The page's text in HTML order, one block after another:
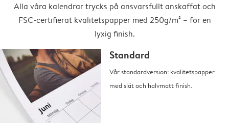
Alla våra kalendrar trycks på ansvarsfullt anskaffat och
FSC-certifierat kvalitetspapper med 250g/m² – för en
lyxig finish.
Standard
Vår standardversion: kvalitetspapper
med slät och halvmatt finish.